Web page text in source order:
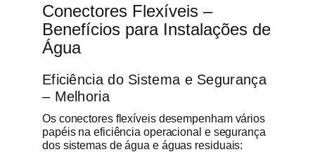
Conectores Flexíveis –
Benefícios para Instalações de
Água
Eficiência do Sistema e Segurança
– Melhoria
Os conectores flexíveis desempenham vários
papéis na eficiência operacional e segurança
dos sistemas de água e águas residuais: